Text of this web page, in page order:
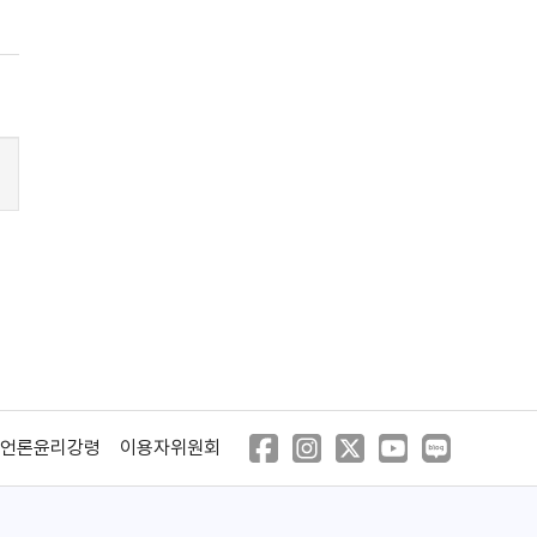
언론윤리강령 이용자위원회